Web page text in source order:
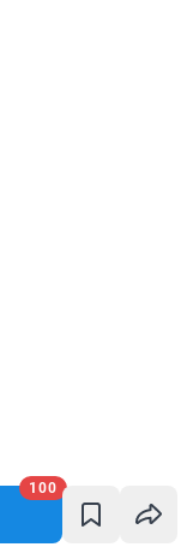
100